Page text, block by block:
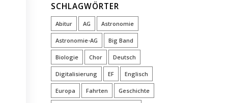
SCHLAGWÖRTER
Abitur AG Astronomie
Astronomie-AG Big Band
Biologie Chor Deutsch
Digitalisierung EF Englisch
Europa Fahrten Geschichte